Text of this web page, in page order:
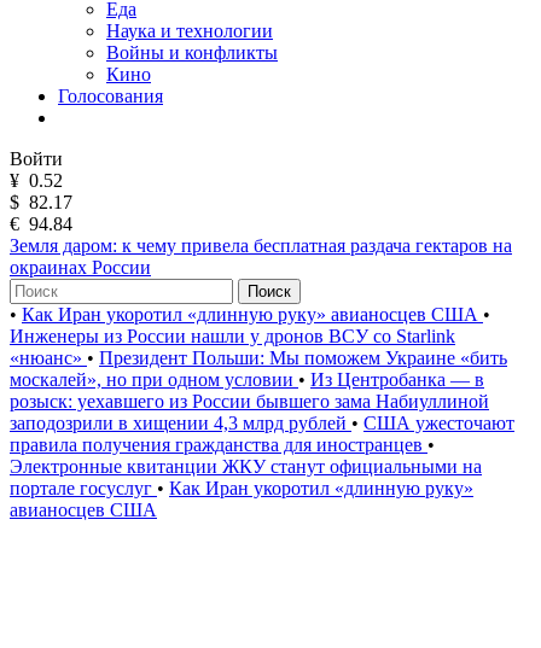
Еда
Наука и технологии
Войны и конфликты
Кино
Голосования
Войти
¥ 0.52
$ 82.17
€ 94.84
Земля даром: к чему привела бесплатная раздача гектаров на
окраинах России
Поиск
• Как Иран укоротил «длинную руку» авианосцев США •
Инженеры из России нашли у дронов ВСУ со Starlink
«нюанс» • Президент Польши: Мы поможем Украине «бить
москалей», но при одном условии • Из Центробанка — в
розыск: уехавшего из России бывшего зама Набиуллиной
заподозрили в хищении 4,3 млрд рублей • США ужесточают
правила получения гражданства для иностранцев •
Электронные квитанции ЖКУ станут официальными на
портале госуслуг • Как Иран укоротил «длинную руку»
авианосцев США